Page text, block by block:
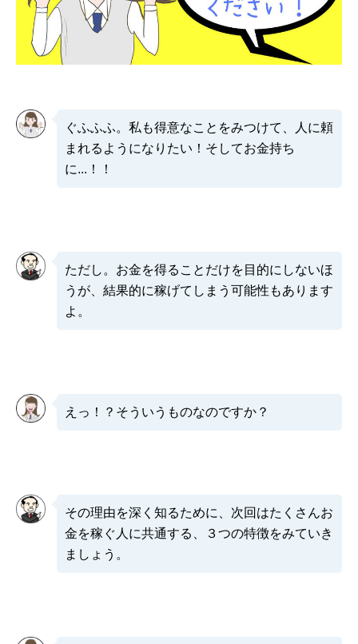
ぐふふふ。私も得意なことをみつけて、人に頼
まれるようになりたい！そしてお金持ち
に...！！
ただし。お金を得ることだけを目的にしないほ
うが、結果的に稼げてしまう可能性もあります
よ。
えっ！？そういうものなのですか？
その理由を深く知るために、次回はたくさんお
金を稼ぐ人に共通する、３つの特徴をみていき
ましょう。